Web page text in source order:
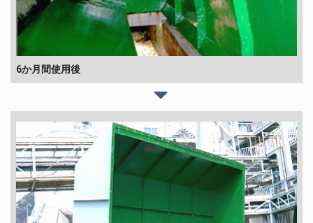
6か月間使用後